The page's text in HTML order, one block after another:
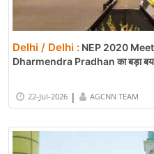
Delhi / Delhi : NEP 2020
Dharmendra Pradhan का बड़ा
22-Jul-2026 | AGCNN TEAM